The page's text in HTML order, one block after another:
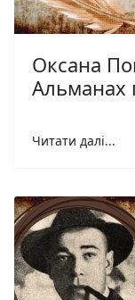
Оксана
Альманах
Читати далі...